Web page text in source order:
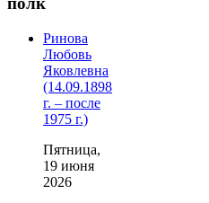
Ринова
Любовь
Яковлевна
(14.09.1898
г. – после
1975 г.)
Пятница,
19 июня
2026